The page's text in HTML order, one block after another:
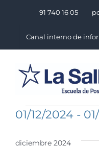
91 740 16 05
Canal interno de
01/12/2024 -
fecha.
diciembre 2024